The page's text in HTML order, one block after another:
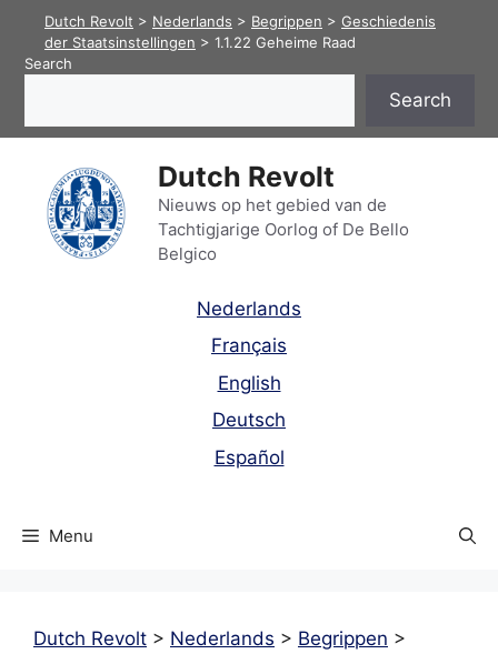
content
Dutch Revolt > Nederlands > Begrippen > Geschiedenis
der Staatsinstellingen > 1.1.22 Geheime Raad
Search
Search
Dutch Revolt
Nieuws op het gebied van de
Tachtigjarige Oorlog of De Bello
Belgico
Nederlands
Français
English
Deutsch
Español
Menu
Dutch Revolt > Nederlands > Begrippen >